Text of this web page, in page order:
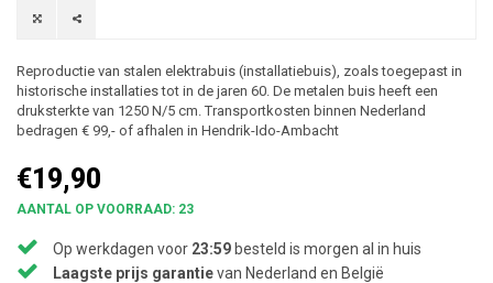
Reproductie van stalen elektrabuis (installatiebuis), zoals toegepast in
historische installaties tot in de jaren 60. De metalen buis heeft een
druksterkte van 1250 N/5 cm. Transportkosten binnen Nederland
bedragen € 99,- of afhalen in Hendrik-Ido-Ambacht
€19,90
AANTAL OP VOORRAAD: 23
Op werkdagen voor 23:59 besteld is morgen al in huis
Laagste prijs garantievan Nederland en België